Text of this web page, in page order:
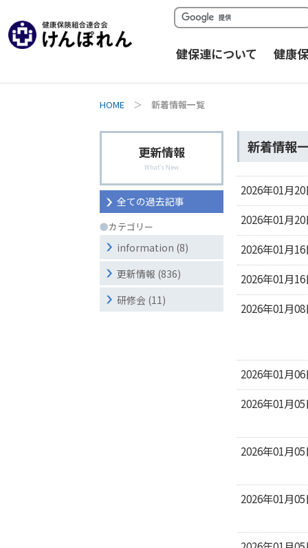
健保連について 健康
HOME ＞ 新着情報一覧
新着情報
2026年01月
2026年01月
2026年01月
2026年01月
2026年01月
2026年01月
2026年01月
2026年01月
2026年01月
更新情報
What's New
全ての過去記事
●カテゴリー
information (8)
更新情報 (836)
研修会 (11)